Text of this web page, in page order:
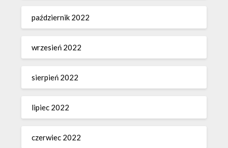
październik 2022
wrzesień 2022
sierpień 2022
lipiec 2022
czerwiec 2022